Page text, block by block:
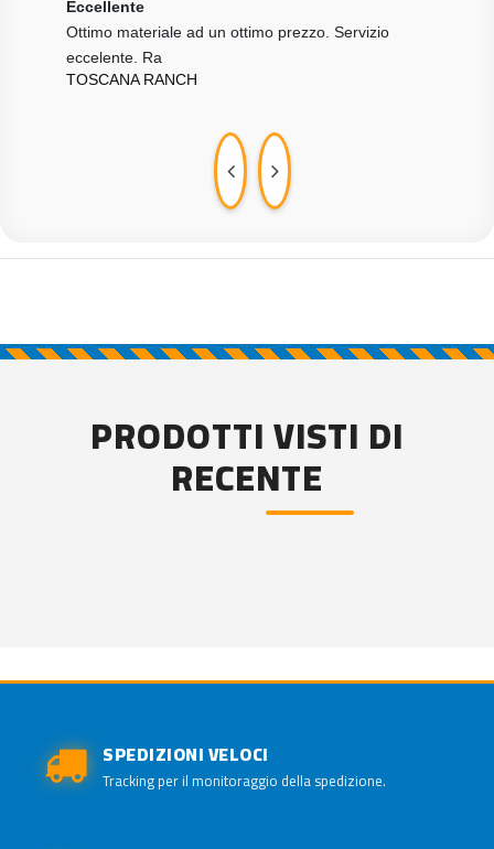
Eccellente
Ottimo materiale ad un ottimo prezzo. Servizio
eccelente. Ra
TOSCANA RANCH
PRODOTTI VISTI DI
RECENTE
SPEDIZIONI VELOCI
Tracking per il monitoraggio della spedizione.